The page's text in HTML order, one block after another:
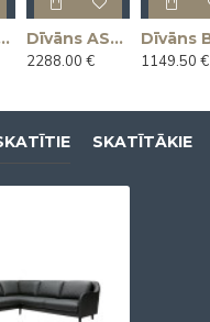
(Ražots Itālijā)
Dīvāns ASSO 225x112x92h (Ražots Itālijā)
2288.00 €
1149.50 €
SKATĪTĀKIE